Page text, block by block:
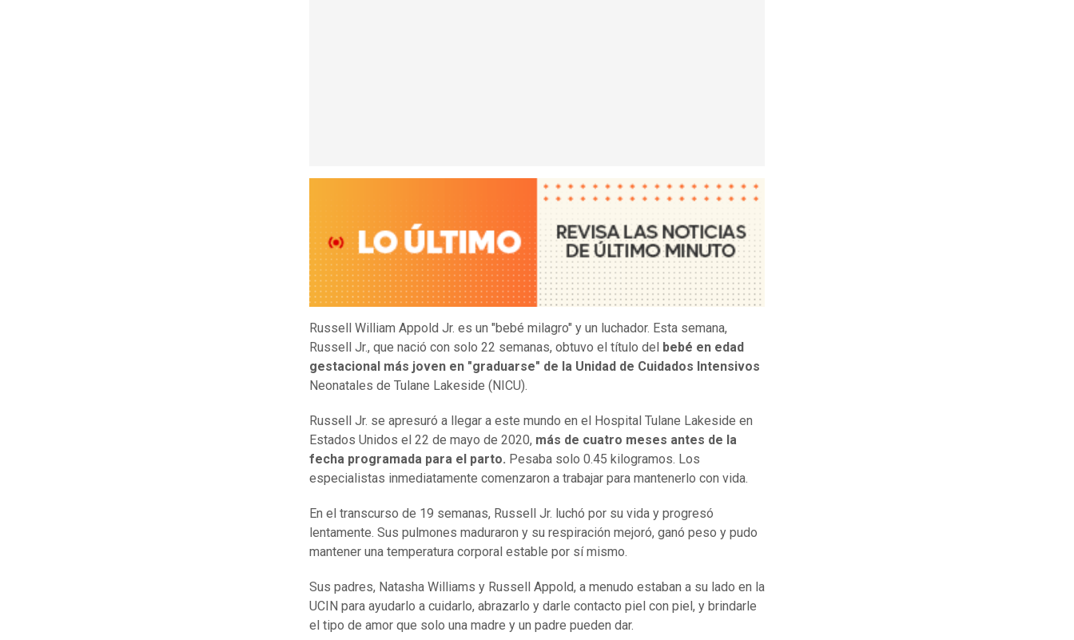
Russell William Appold Jr. es un "bebé milagro" y un luchador. Esta semana,
Russell Jr., que nació con solo 22 semanas, obtuvo el título del
bebé en edad
gestacional más joven en "graduarse" de la Unidad de Cuidados Intensivos
Neonatales de Tulane Lakeside (NICU).
Russell Jr. se apresuró a llegar a este mundo en el Hospital Tulane Lakeside en
Estados Unidos el 22 de mayo de 2020, más de cuatro meses antes de la
fecha programada para el parto. Pesaba solo 0.45 kilogramos. Los
especialistas inmediatamente comenzaron a trabajar para mantenerlo con vida.
En el transcurso de 19 semanas, Russell Jr. luchó por su vida y progresó
lentamente. Sus pulmones maduraron y su respiración mejoró, ganó peso y pudo
mantener una temperatura corporal estable por sí mismo.
Sus padres, Natasha Williams y Russell Appold, a menudo estaban a su lado en la
UCIN para ayudarlo a cuidarlo, abrazarlo y darle contacto piel con piel, y brindarle
el tipo de amor que solo una madre y un padre pueden dar.